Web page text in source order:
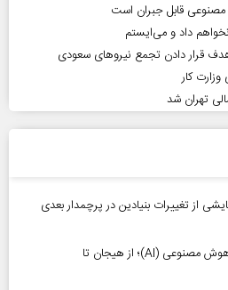
قابل جبران است
داد و می‌ایستم
قرار دادن تجمع نیروهای سعودی
کار
تهران شد
پیش‌نمایشی از تغییرات بنیادین در پرچمدار بعدی
رشد خیره‌کننده بازار توکن‌های هوش مصنوعی (AI)؛ از هیجان تا